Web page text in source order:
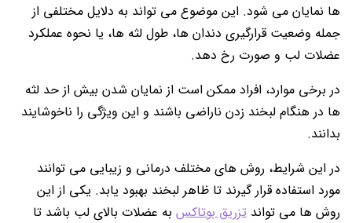
ها نمایان می شود. این موضوع می تواند به دلایل مختلفی از
جمله وضعیت قرارگیری دندان ها، طول لثه ها، یا نحوه عملکرد
عضلات لب و صورت رخ دهد.
در برخی موارد، افراد ممکن است از نمایان شدن بیش از حد لثه
ها در هنگام لبخند زدن ناراضی باشند و این ویژگی را ناخوشایند
بدانند.
در این شرایط، روش های مختلف درمانی و زیبایی می توانند
مورد استفاده قرار گیرند تا ظاهر لبخند بهبود یابد. یکی از این
روش ها می تواند تزریق بوتاکس به عضلات بالای لب باشد تا